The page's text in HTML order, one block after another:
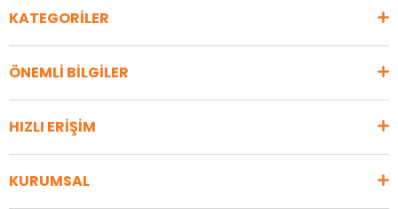
KATEGORİLER
ÖNEMLİ BİLGİLER
HIZLI ERİŞİM
KURUMSAL